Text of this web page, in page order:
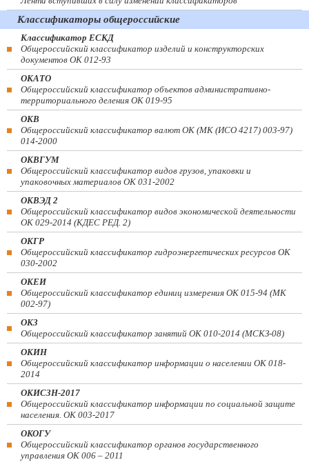
Классификаторы общероссийские
Классификатор ЕСКД
Общероссийский классификатор изделий и конструкторских
документов ОК 012-93
ОКАТО
Общероссийский классификатор объектов административно-
территориального деления ОК 019-95
ОКВ
Общероссийский классификатор валют ОК (МК (ИСО 4217) 003-97)
014-2000
ОКВГУМ
Общероссийский классификатор видов грузов, упаковки и
упаковочных материалов ОК 031-2002
ОКВЭД 2
Общероссийский классификатор видов экономической деятельности
ОК 029-2014 (КДЕС РЕД. 2)
ОКГР
Общероссийский классификатор гидроэнергетических ресурсов ОК
030-2002
ОКЕИ
Общероссийский классификатор единиц измерения ОК 015-94 (МК
002-97)
ОКЗ
Общероссийский классификатор занятий ОК 010-2014 (МСКЗ-08)
ОКИН
Общероссийский классификатор информации о населении ОК 018-
2014
ОКИСЗН-2017
Общероссийский классификатор информации по социальной защите
населения. ОК 003-2017
ОКОГУ
Общероссийский классификатор органов государственного
управления ОК 006 – 2011